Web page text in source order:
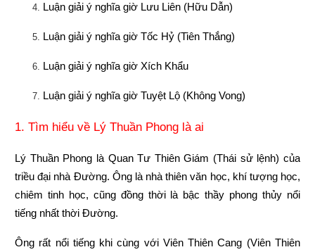
Luận giải ý nghĩa giờ Lưu Liên (Hữu Dẫn)
Luận giải ý nghĩa giờ Tốc Hỷ (Tiên Thắng)
Luận giải ý nghĩa giờ Xích Khẩu
Luận giải ý nghĩa giờ Tuyệt Lộ (Không Vong)
1. Tìm hiểu về Lý Thuần Phong là ai
Lý Thuần Phong là Quan Tư Thiên Giám (Thái sử lệnh) của
triều đại nhà Đường. Ông là nhà thiên văn học, khí tượng học,
chiêm tinh học, cũng đồng thời là bậc thầy phong thủy nổi
tiếng nhất thời Đường.
Ông rất nổi tiếng khi cùng với Viên Thiên Cang (Viên Thiên